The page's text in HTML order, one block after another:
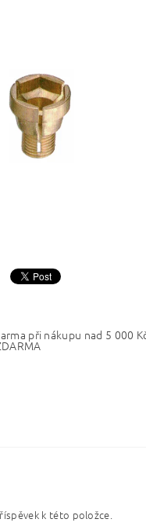
při nákupu nad 5 000
k této položce.